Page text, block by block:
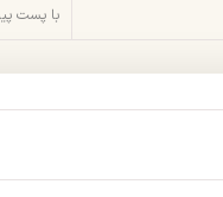
با پست